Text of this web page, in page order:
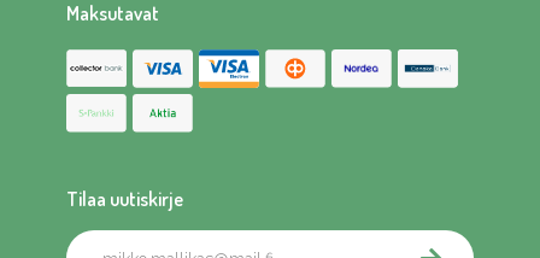
Maksutavat
Tilaa uutiskirje